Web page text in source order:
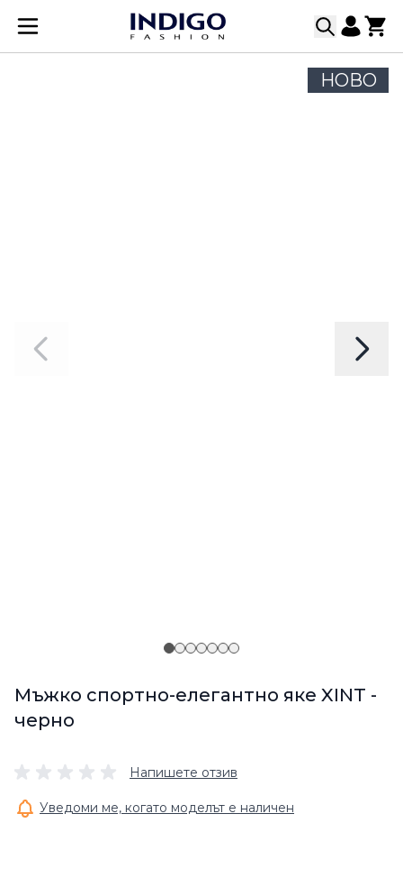
Прескачане към съдържанието
НОВО
Мъжко спортно-елегантно яке XINT -
черно
Напишете отзив
Уведоми ме, когато моделът е наличен